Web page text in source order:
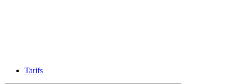
Tarifs